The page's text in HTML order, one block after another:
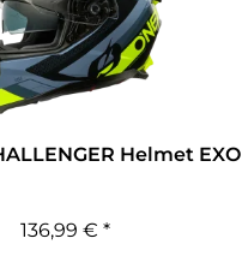
Helmet EXO
136,99 € *